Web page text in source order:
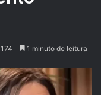
174 1 minuto de leitura